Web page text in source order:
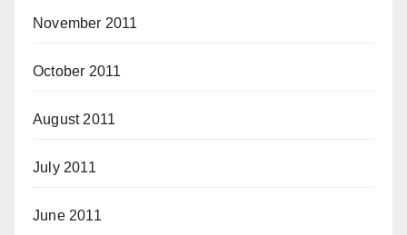
November 2011
October 2011
August 2011
July 2011
June 2011